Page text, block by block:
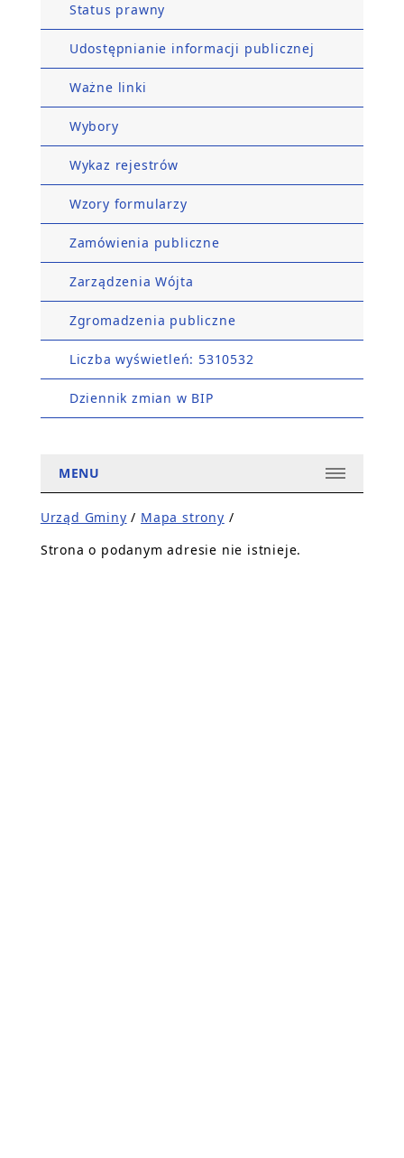
Status prawny
Udostępnianie informacji publicznej
Ważne linki
Wybory
Wykaz rejestrów
Wzory formularzy
Zamówienia publiczne
Zarządzenia Wójta
Zgromadzenia publiczne
Liczba wyświetleń: 5310532
Dziennik zmian w BIP
MENU
Urząd Gminy / Mapa strony /
Strona o podanym adresie nie istnieje.